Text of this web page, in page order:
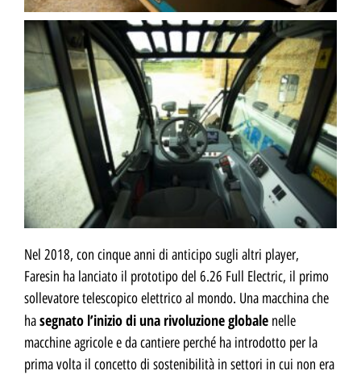
Nel 2018, con cinque anni di anticipo sugli altri player,
Faresin ha lanciato il prototipo del 6.26 Full Electric, il primo
sollevatore telescopico elettrico al mondo. Una macchina che
hasegnato l’inizio di una rivoluzione globale nelle
macchine agricole e da cantiere perché ha introdotto per la
prima volta il concetto di sostenibilità in settori in cui non era